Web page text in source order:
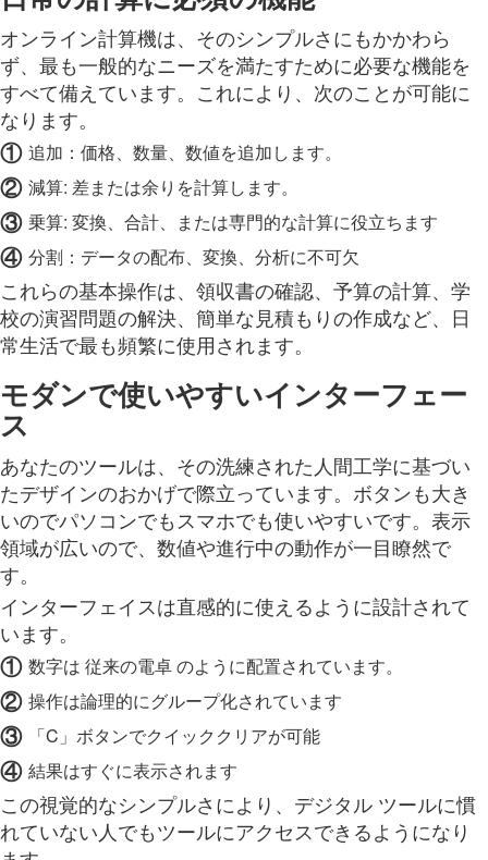
オンライン計算機は、そのシンプルさにもかかわら
ず、最も一般的なニーズを満たすために必要な機能を
すべて備えています。これにより、次のことが可能に
なります。
① 追加：価格、数量、数値を追加します。
② 減算: 差または余りを計算します。
③ 乗算: 変換、合計、または専門的な計算に役立ちます
④ 分割：データの配布、変換、分析に不可欠
これらの基本操作は、領収書の確認、予算の計算、学
校の演習問題の解決、簡単な見積もりの作成など、日
常生活で最も頻繁に使用されます。
モダンで使いやすいインターフェー
ス
あなたのツールは、その洗練された人間工学に基づい
たデザインのおかげで際立っています。ボタンも大き
いのでパソコンでもスマホでも使いやすいです。表示
領域が広いので、数値や進行中の動作が一目瞭然で
す。
インターフェイスは直感的に使えるように設計されて
います。
① 数字は 従来の電卓 のように配置されています。
② 操作は論理的にグループ化されています
③ 「C」ボタンでクイッククリアが可能
④ 結果はすぐに表示されます
この視覚的なシンプルさにより、デジタル ツールに慣
れていない人でもツールにアクセスできるようになり